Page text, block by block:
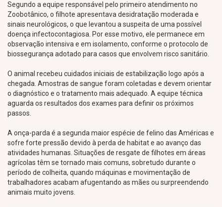
Segundo a equipe responsável pelo primeiro atendimento no
Zoobotânico, o filhote apresentava desidratação moderada e
sinais neurológicos, o que levantou a suspeita de uma possível
doença infectocontagiosa. Por esse motivo, ele permanece em
observação intensiva e em isolamento, conforme o protocolo de
biossegurança adotado para casos que envolvem risco sanitário.
O animal recebeu cuidados iniciais de estabilização logo após a
chegada. Amostras de sangue foram coletadas e devem orientar
o diagnóstico e o tratamento mais adequado. A equipe técnica
aguarda os resultados dos exames para definir os próximos
passos.
A onça-parda é a segunda maior espécie de felino das Américas e
sofre forte pressão devido à perda de habitat e ao avanço das
atividades humanas. Situações de resgate de filhotes em áreas
agrícolas têm se tornado mais comuns, sobretudo durante o
período de colheita, quando máquinas e movimentação de
trabalhadores acabam afugentando as mães ou surpreendendo
animais muito jovens.